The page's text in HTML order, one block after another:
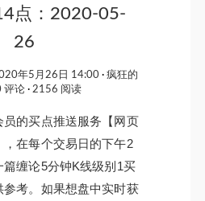
点：2020-05-
26
年5月26日 14:00
疯狂的
评论 2156 阅读
的买点推送服务【网页
，在每个交易日的下午2
篇缠论5分钟K线级别1买
参考。如果想盘中实时获